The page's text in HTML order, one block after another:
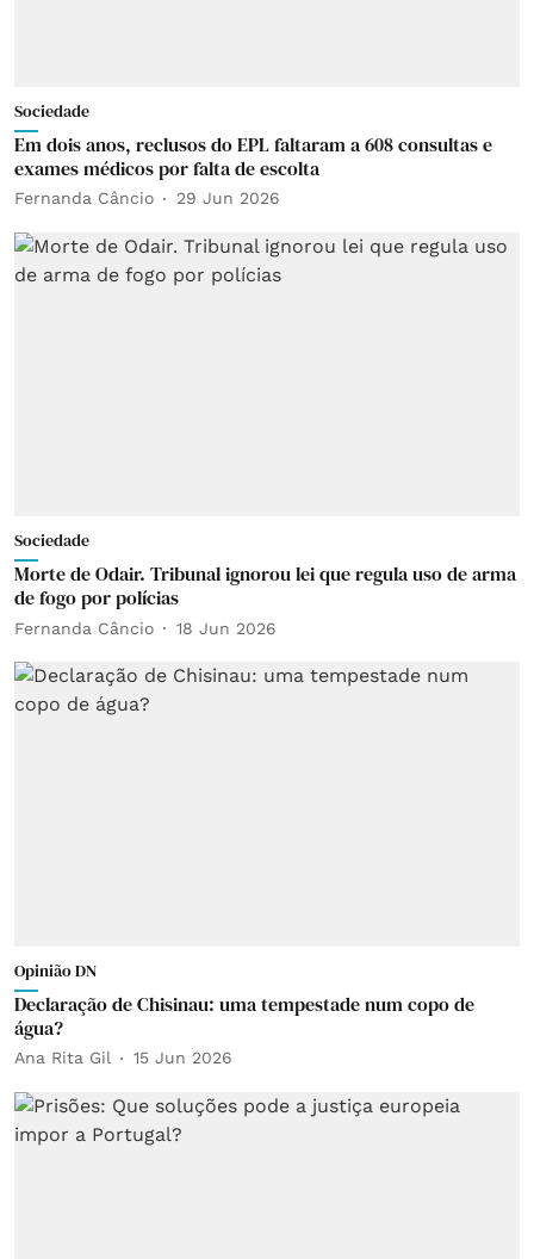
Sociedade
Em dois anos, reclusos do EPL faltaram a 608 consultas e
exames médicos por falta de escolta
Fernanda Câncio 29 Jun 2026
Sociedade
Morte de Odair. Tribunal ignorou lei que regula uso de arma
de fogo por polícias
Fernanda Câncio 18 Jun 2026
Opinião DN
Declaração de Chisinau: uma tempestade num copo de
água?
Ana Rita Gil 15 Jun 2026